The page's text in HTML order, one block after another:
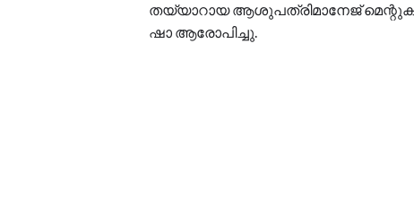
തയ്യാറായ ആശുപത്രിമാനേജ്
ഷാ ആരോപിച്ചു.